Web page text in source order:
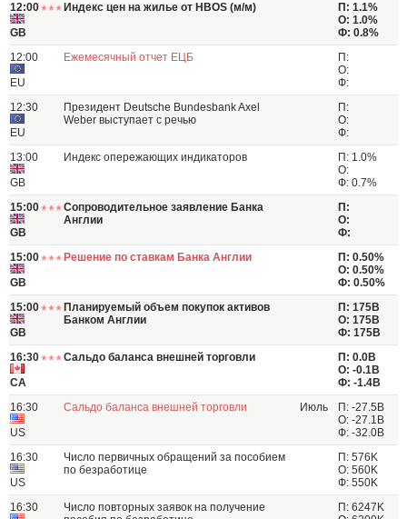
12:00
GB
Индекс цен на жилье от HBOS (м/м)
П: 1.1%
О: 1.0%
Ф: 0.8%
12:00
EU
Ежемесячный отчет ЕЦБ
П:
О:
Ф:
12:30
EU
Президент Deutsche Bundesbank Axel
Weber выступает с речью
П:
О:
Ф:
13:00
GB
Индекс опережающих индикаторов
П: 1.0%
О:
Ф: 0.7%
15:00
GB
Сопроводительное заявление Банка
Англии
П:
О:
Ф:
15:00
GB
Решение по ставкам Банка Англии
П: 0.50%
О: 0.50%
Ф: 0.50%
15:00
GB
Планируемый объем покупок активов
Банком Англии
П: 175B
О: 175B
Ф: 175B
16:30
CA
Сальдо баланса внешней торговли
П: 0.0B
О: -0.1B
Ф: -1.4B
16:30
US
Сальдо баланса внешней торговли Июль
П: -27.5B
О: -27.1B
Ф: -32.0B
16:30
US
Число первичных обращений за пособием
по безработице
П: 576K
О: 560K
Ф: 550K
16:30
Число повторных заявок на получение
П: 6247K